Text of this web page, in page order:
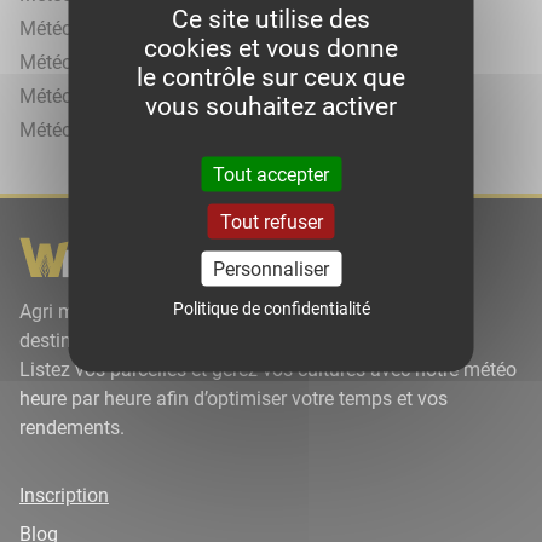
Météo agricole à Lamorlaye
Météo agricole à Mont-l'Évêque
Météo agricole à Ormoy-Villers
Météo agricole à Ville
Agri météo par Wikiagri est un site météorologique à
destination des agriculteurs.
Listez vos parcelles et gérez vos cultures avec notre météo
heure par heure afin d’optimiser votre temps et vos
rendements.
Inscription
Blog
Ce site utilise des
cookies et vous donne
le contrôle sur ceux que
vous souhaitez activer
Tout accepter
Tout refuser
Personnaliser
Politique de confidentialité